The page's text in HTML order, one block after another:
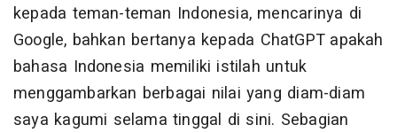
kepada teman-teman Indonesia, mencarinya di
Google, bahkan bertanya kepada ChatGPT apakah
bahasa Indonesia memiliki istilah untuk
menggambarkan berbagai nilai yang diam-diam
saya kagumi selama tinggal di sini. Sebagian